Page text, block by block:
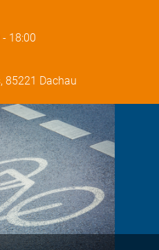
- 18:00
85221 Dachau